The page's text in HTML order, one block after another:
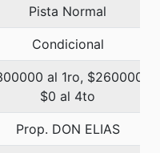
Pista Normal
Condicional
al 1ro, $260000
$0 al 4to
Prop. DON ELIAS